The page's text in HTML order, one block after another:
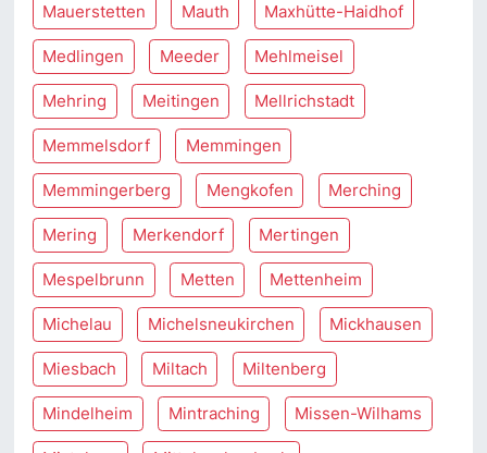
Mauerstetten Mauth Maxhütte-Haidhof
Medlingen Meeder Mehlmeisel
Mehring Meitingen Mellrichstadt
Memmelsdorf Memmingen
Memmingerberg Mengkofen Merching
Mering Merkendorf Mertingen
Mespelbrunn Metten Mettenheim
Michelau Michelsneukirchen Mickhausen
Miesbach Miltach Miltenberg
Mindelheim Mintraching Missen-Wilhams